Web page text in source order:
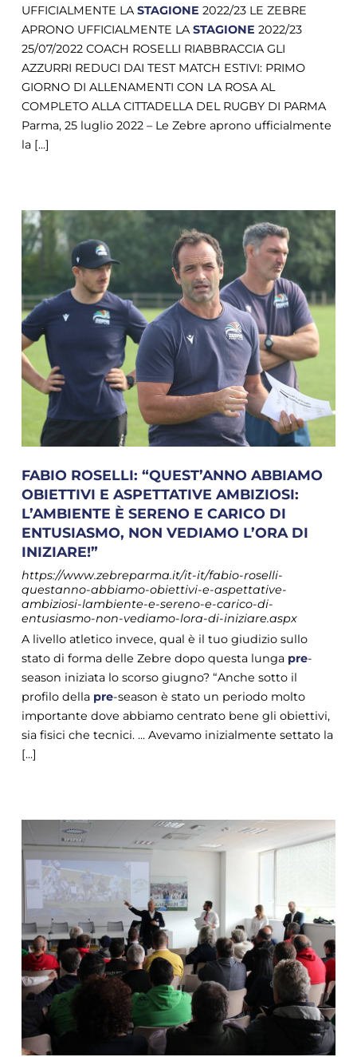
UFFICIALMENTE LASTAGIONE 2022/23 LE ZEBRE
APRONO UFFICIALMENTE LASTAGIONE 2022/23
25/07/2022 COACH ROSELLI RIABBRACCIA GLI
AZZURRI REDUCI DAI TEST MATCH ESTIVI: PRIMO
GIORNO DI ALLENAMENTI CON LA ROSA AL
COMPLETO ALLA CITTADELLA DEL RUGBY DI PARMA
Parma, 25 luglio 2022 – Le Zebre aprono ufficialmente
la [...]
FABIO ROSELLI: “QUEST’ANNO ABBIAMO
OBIETTIVI E ASPETTATIVE AMBIZIOSI:
L’AMBIENTE È SERENO E CARICO DI
ENTUSIASMO, NON VEDIAMO L’ORA DI
INIZIARE!”
https://www.zebreparma.it/it-it/fabio-roselli-
questanno-abbiamo-obiettivi-e-aspettative-
ambiziosi-lambiente-e-sereno-e-carico-di-
entusiasmo-non-vediamo-lora-di-iniziare.aspx
A livello atletico invece, qual è il tuo giudizio sullo
stato di forma delle Zebre dopo questa lunga pre-
season iniziata lo scorso giugno? “Anche sotto il
profilo della pre-season è stato un periodo molto
importante dove abbiamo centrato bene gli obiettivi,
sia fisici che tecnici. ... Avevamo inizialmente settato la
[...]